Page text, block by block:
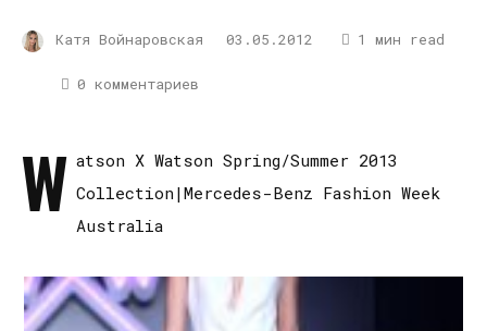
Катя Войнаровская 03.05.2012 1 мин read
0 комментариев
W atson X Watson Spring/Summer 2013
Collection|Mercedes-Benz Fashion Week
Australia